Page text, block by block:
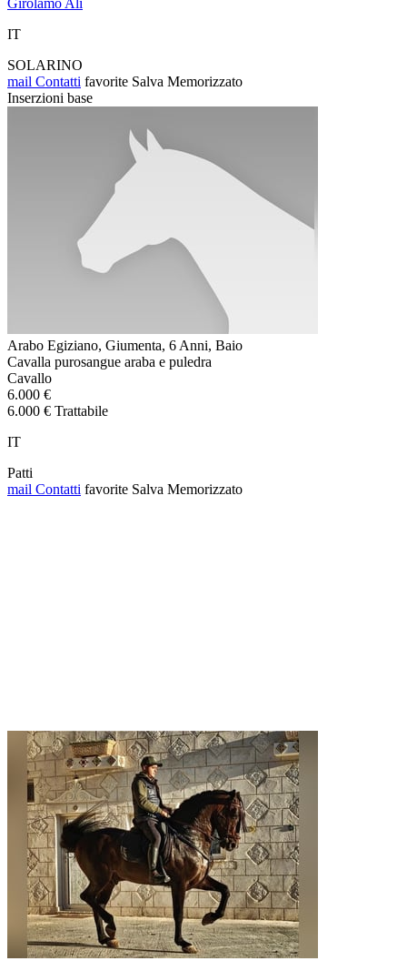
Girolamo Ali
IT
SOLARINO
mail Contatti favorite Salva Memorizzato
Inserzioni base
Arabo Egiziano, Giumenta, 6 Anni, Baio
Cavalla purosangue araba e puledra
Cavallo
6.000 €
6.000 € Trattabile
IT
Patti
mail Contatti favorite Salva Memorizzato